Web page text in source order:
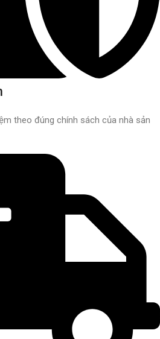
theo đúng chính sách của nhà sản